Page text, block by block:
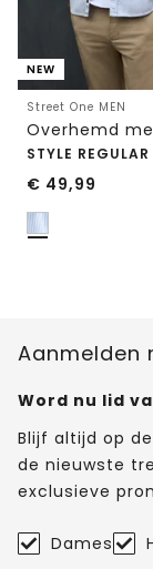
NEW
Street One MEN
STYLE
€ 49,99
Aanmelden
Word nu lid
Blijf altijd op
de nieuwste
exclusieve
Dames